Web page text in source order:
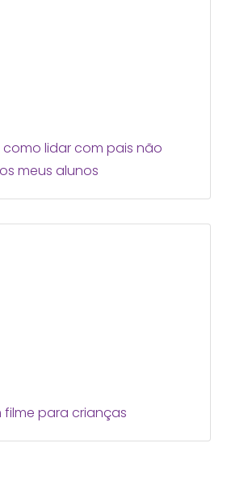
como lidar com pais não
meus alunos
filme para crianças